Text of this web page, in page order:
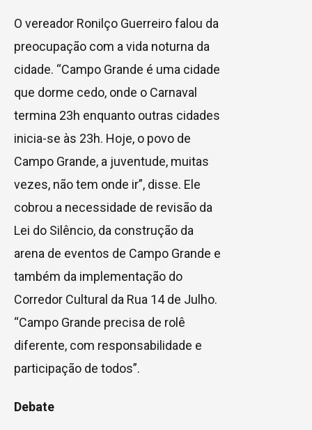
O vereador Ronilço Guerreiro falou da
preocupação com a vida noturna da
cidade. “Campo Grande é uma cidade
que dorme cedo, onde o Carnaval
termina 23h enquanto outras cidades
inicia-se às 23h. Hoje, o povo de
Campo Grande, a juventude, muitas
vezes, não tem onde ir”, disse. Ele
cobrou a necessidade de revisão da
Lei do Silêncio, da construção da
arena de eventos de Campo Grande e
também da implementação do
Corredor Cultural da Rua 14 de Julho.
“Campo Grande precisa de rolê
diferente, com responsabilidade e
participação de todos”.
Debate